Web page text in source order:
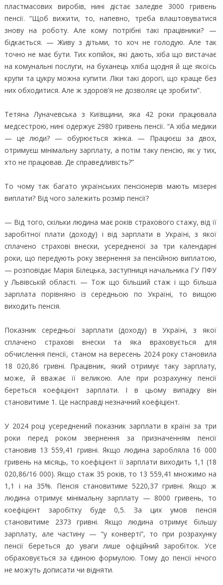
пластмасових виробів, нині дістає заледве 3000 гривень
пенсії. “Щоб вижити, то, напевно, треба влаштовуватися
знову на роботу. Але кому потрібні такі працівники? —
бідкається. — Живу з дітьми, то хоч не голодую. Але так
точно не має бути. Тих копійок, які дають, хіба що вистачає
на комунальні послуги, на буханець хліба щодня й ще якоїсь
крупи та цукру можна купити. Ліки такі дорогі, що краще без
них обходитися. Але ж здоров’я не дозволяє це зробити”.
Тетяна Луначевська з Київщини, яка 42 роки працювала
медсестрою, нині одержує 2980 гривень пенсії. “А хіба медики
— це люди? — обурюється жінка. — Працюєш за двох,
отримуєш мінімальну зарплату, а потім таку пенсію, як у тих,
хто не працював. Де справедливість?”
То чому так багато українських пенсіонерів мають мізерні
виплати? Від чого залежить розмір пенсії?
— Від того, скільки людина має років страхового стажу, від її
заробітної плати (доходу) і від зарплати в Україні, з якої
сплачено страхові внески, усередненої за три календарні
роки, що передують року звернення за пенсійною виплатою,
— розповідає Марія Білецька, заступниця начальника ГУ ПФУ
у Львівській області. — Тож що більший стаж і що більша
зарплата порівняно із середньою по Україні, то вищою
виходить пенсія.
Показник середньої зарплати (доходу) в Україні, з якої
сплачено страхові внески та яка враховується для
обчислення пенсії, станом на вересень 2024 року становила
18 020,86 гривні. Працівник, який отримує таку зарплату,
може, й вважає її великою. Але при розрахунку пенсії
береться коефіцієнт зарплати. І в цьому випадку він
становитиме 1. Це насправді незначний коефіцієнт.
У 2024 році усереднений показник зарплати в країні за три
роки перед роком звернення за призначенням пенсії
становив 13 559,41 гривні. Якщо людина заробляла 16 000
гривень на місяць, то коефіцієнт її зарплати виходить 1,1 (18
020,86/16 000). Якщо стаж 35 років, то 13 559,41 множимо на
1,1 і на 35%. Пенсія становитиме 5220,37 гривні. Якщо ж
людина отримує мінімальну зарплату — 8000 гривень, то
коефіцієнт заробітку буде 0,5. За цих умов пенсія
становитиме 2373 гривні. Якщо людина отримує більшу
зарплату, але частину — “у конверті”, то при розрахунку
пенсії береться до уваги лише офіційний заробіток. Усе
обраховується за єдиною формулою. Тому до пенсії нічого
не можуть дописати чи відняти.